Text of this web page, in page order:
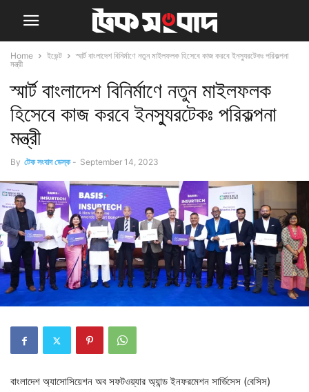
Home ইভেন্ট
স্মার্ট বাংলাদেশ বিনির্মাণে নতুন মাইলফলক হিসেবে কাজ করবে ইনস্যুরটেকঃ পরিকল্পনা
মন্ত্রী
স্মার্ট বাংলাদেশ বিনির্মাণে নতুন মাইলফলক
হিসেবে কাজ করবে ইনস্যুরটেকঃ পরিকল্পনা
মন্ত্রী
By টেক সংবাদ ডেস্ক - September 14, 2023
বাংলাদেশ অ্যাসোসিয়েশন অব সফটওয়্যার অ্যান্ড ইনফরমেশন সার্ভিসেস (বেসিস)